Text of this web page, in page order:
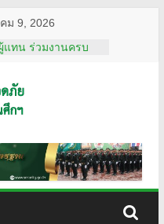
ม 9, 2026
แทน ร่วมงานครบ
จเยี่ยมเจ้าหน้าที่
ทย์ปัญญานันทภิกขุ
รปภ.สปภ.
ละคุณปริศนา กล่ำ
วลชน เข้าเยี่ยมชม